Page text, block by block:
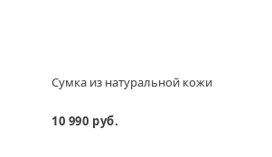
Сумка из натуральной кожи
10 990 руб.